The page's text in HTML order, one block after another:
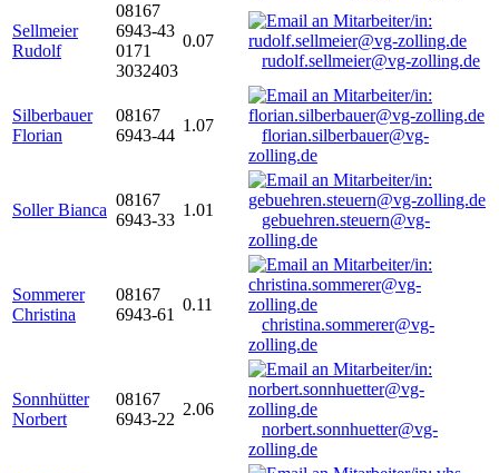
Sellmeier
Rudolf
08167
6943-43
0171
3032403
0.07
rudolf.sellmeier@vg-zolling.de
Silberbauer
Florian
08167
6943-44
1.07
florian.silberbauer@vg-
zolling.de
Soller Bianca
08167
6943-33
1.01
gebuehren.steuern@vg-
zolling.de
Sommerer
Christina
08167
6943-61
0.11
christina.sommerer@vg-
zolling.de
Sonnhütter
Norbert
08167
6943-22
2.06
norbert.sonnhuetter@vg-
zolling.de